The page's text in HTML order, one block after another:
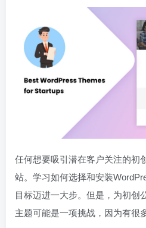
任何想要吸引潜在客户关注的初
站。学习如何选择和安装
目标迈进一大步。但是，为初创
主题可能是一项挑战，因为有很